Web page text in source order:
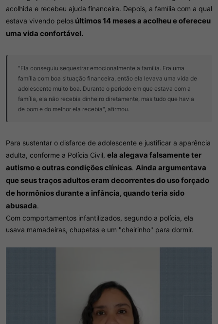
acolhida e recebeu ajuda financeira. Depois, a família com a qual
estava vivendo pelos últimos 14 meses a acolheu e ofereceu
uma vida confortável.
"Ela conseguiu sequestrar emocionalmente a família. Era uma
família com boa situação financeira, então ela levava uma vida de
adolescente muito boa. Durante o período em que estava com a
família, ela não recebia dinheiro diretamente, mas tudo que havia
de bom e do melhor ela recebia", afirmou.
Para sustentar o disfarce de adolescente e justificar a aparência
adulta, conforme a Polícia Civil, ela alegava falsamente ter
autismo e outras condições clínicas. Ainda argumentava
que seus traços adultos eram decorrentes do uso forçado
de hormônios durante a infância, quando teria sido
abusada.
Com comportamentos infantilizados, segundo a polícia, ela
usava mamadeiras, chupetas e um "cheirinho" para dormir.